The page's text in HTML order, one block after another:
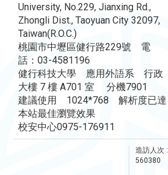
University, No.229, Jianxing Rd.,
Zhongli Dist., Taoyuan City 32097,
Taiwan(R.O.C.)
桃園市中壢區健行路229號 電
話：03-4581196
健行科技大學 應用外語系 行政
大樓 7 樓 A701 室 分機7901
建議使用 1024*768 解析度已達
本站最佳瀏覽效果
校安中心0975-176911
造訪人次 :
560380